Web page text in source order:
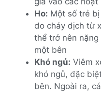
Ho: Một số trẻ
do chảy dịch từ
thể trở nên
một bên
Khó ngủ: Viêm
khó ngủ, đặc
bên. Ngoài ra,